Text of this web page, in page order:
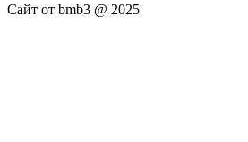
Сайт от bmb3 @ 2025